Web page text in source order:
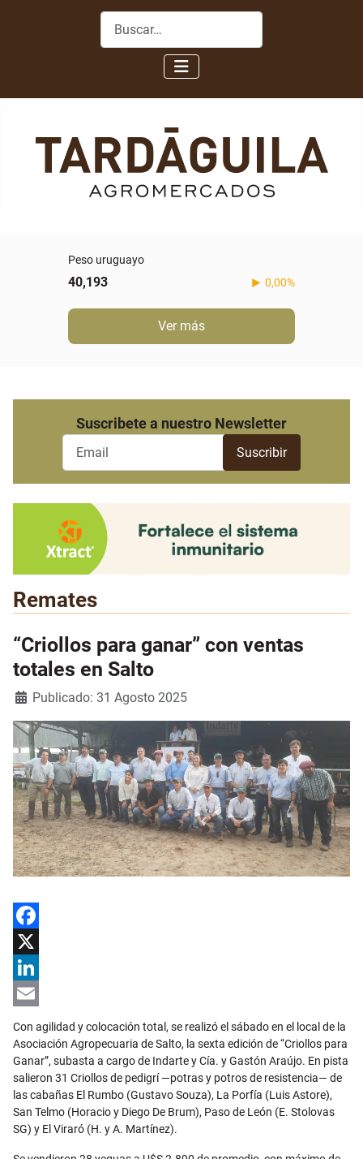
Buscar
Peso uruguayo
40,193 0,00%
Ver más
Suscribete a nuestro Newsletter
Remates
“Criollos para ganar” con ventas
totales en Salto
Detalles
Publicado: 31 Agosto 2025
Facebook
X
LinkedIn
Con agilidad y colocación total, se realizó el sábado en el local de la
Asociación Agropecuaria de Salto, la sexta edición de “Criollos para
Ganar”, subasta a cargo de Indarte y Cía. y Gastón Araújo. En pista
salieron 31 Criollos de pedigrí —potras y potros de resistencia— de
las cabañas El Rumbo (Gustavo Souza), La Porfía (Luis Astore),
San Telmo (Horacio y Diego De Brum), Paso de León (E. Stolovas
SG) y El Viraró (H. y A. Martínez).